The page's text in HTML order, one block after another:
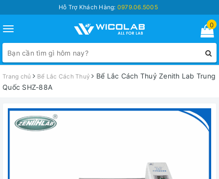
Hỗ Trợ Khách Hàng: 0979.06.5005
Toggle
navigation
0
Trang chủ Bể Lắc Cách Thuỷ
Bể Lắc Cách Thuỷ Zenith Lab Trung
Quốc SHZ-88A